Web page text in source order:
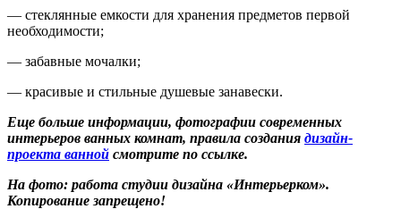
— стеклянные емкости для хранения предметов первой
необходимости;
— забавные мочалки;
— красивые и стильные душевые занавески.
Еще больше информации, фотографии современных
интерьеров ванных комнат, правила создания дизайн-
проекта ванной смотрите по ссылке.
На фото: работа студии дизайна «Интерьерком».
Копирование запрещено!